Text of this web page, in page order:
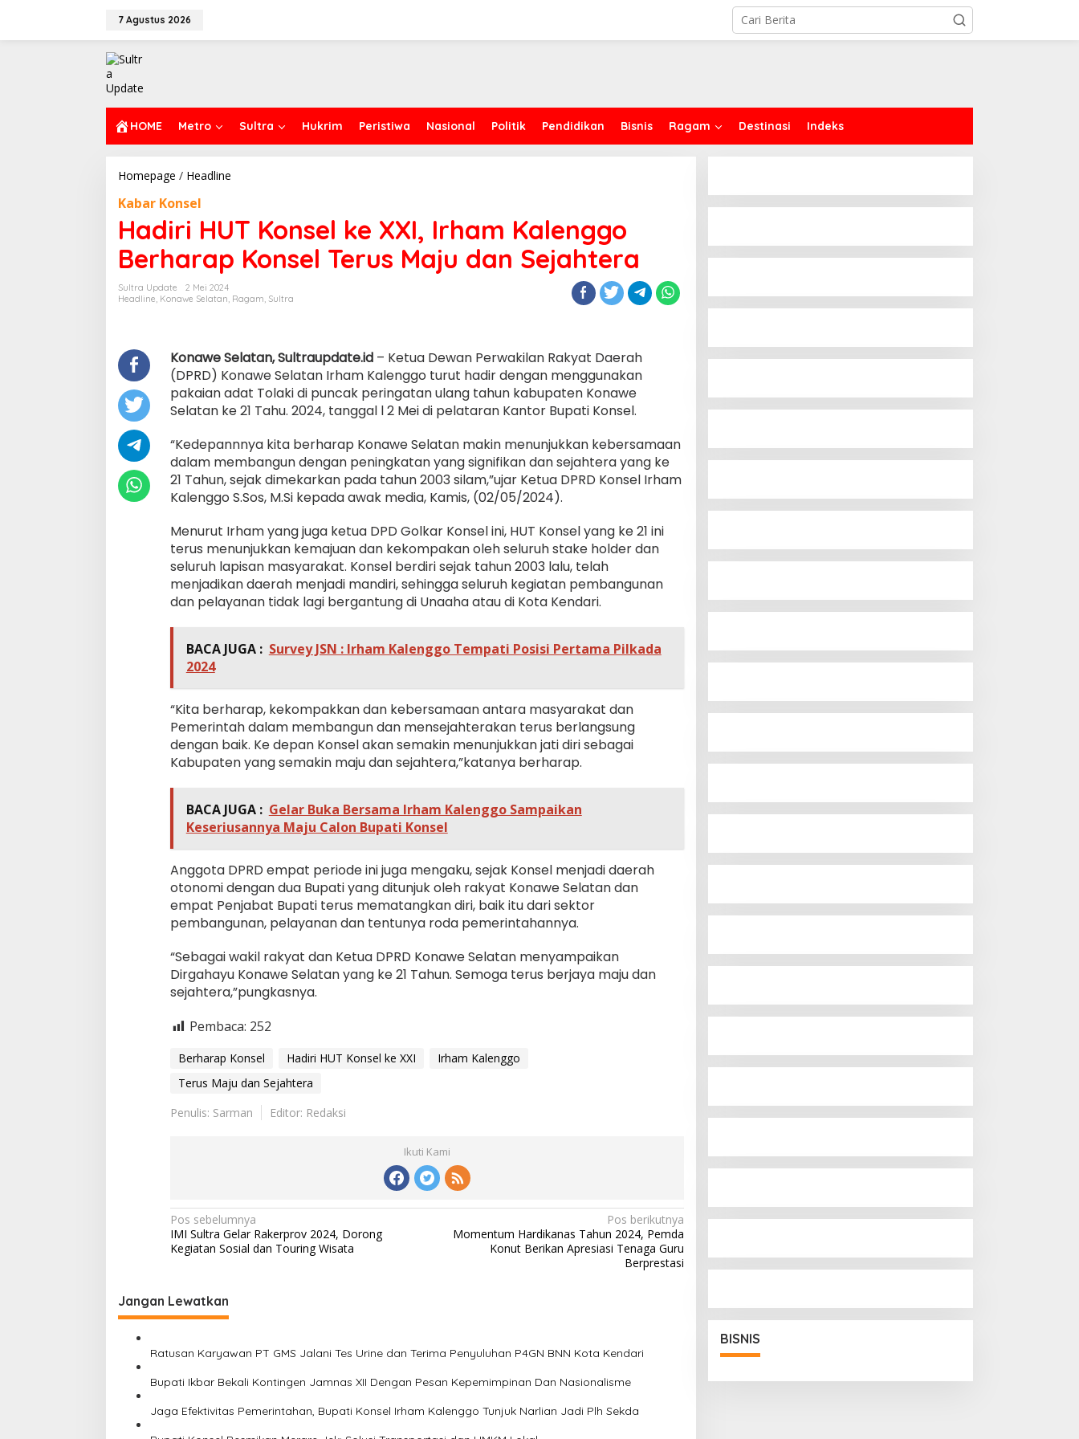
7 Agustus 2026
HOME Metro Sultra Hukrim Peristiwa Nasional Politik Pendidikan Bisnis Ragam Destinasi Indeks
Homepage / Headline
ke
XXI,
Irham
Kalenggo
Terus
Sejahtera
Kabar Konsel
Hadiri HUT Konsel ke XXI, Irham Kalenggo
Berharap Konsel Terus Maju dan Sejahtera
Sultra Update
2 Mei 2024
Headline, Konawe Selatan, Ragam, Sultra
Konawe Selatan, Sultraupdate.id– Ketua Dewan Perwakilan Rakyat Daerah
(DPRD) Konawe Selatan Irham Kalenggo turut hadir dengan menggunakan
pakaian adat Tolaki di puncak peringatan ulang tahun kabupaten Konawe
Selatan ke 21 Tahu. 2024, tanggal l 2 Mei di pelataran Kantor Bupati Konsel.
“Kedepannnya kita berharap Konawe Selatan makin menunjukkan kebersamaan
dalam membangun dengan peningkatan yang signifikan dan sejahtera yang ke
21 Tahun, sejak dimekarkan pada tahun 2003 silam,”ujar Ketua DPRD Konsel Irham
Kalenggo S.Sos, M.Si kepada awak media, Kamis, (02/05/2024).
Menurut Irham yang juga ketua DPD Golkar Konsel ini, HUT Konsel yang ke 21 ini
terus menunjukkan kemajuan dan kekompakan oleh seluruh stake holder dan
seluruh lapisan masyarakat. Konsel berdiri sejak tahun 2003 lalu, telah
menjadikan daerah menjadi mandiri, sehingga seluruh kegiatan pembangunan
dan pelayanan tidak lagi bergantung di Unaaha atau di Kota Kendari.
BACA JUGA : Survey JSN : Irham Kalenggo Tempati Posisi Pertama Pilkada
2024
“Kita berharap, kekompakkan dan kebersamaan antara masyarakat dan
Pemerintah dalam membangun dan mensejahterakan terus berlangsung
dengan baik. Ke depan Konsel akan semakin menunjukkan jati diri sebagai
Kabupaten yang semakin maju dan sejahtera,”katanya berharap.
BACA JUGA : Gelar Buka Bersama Irham Kalenggo Sampaikan
Keseriusannya Maju Calon Bupati Konsel
Anggota DPRD empat periode ini juga mengaku, sejak Konsel menjadi daerah
otonomi dengan dua Bupati yang ditunjuk oleh rakyat Konawe Selatan dan
empat Penjabat Bupati terus mematangkan diri, baik itu dari sektor
pembangunan, pelayanan dan tentunya roda pemerintahannya.
“Sebagai wakil rakyat dan Ketua DPRD Konawe Selatan menyampaikan
Dirgahayu Konawe Selatan yang ke 21 Tahun. Semoga terus berjaya maju dan
sejahtera,”pungkasnya.
Pembaca: 252
Berharap Konsel Hadiri HUT Konsel ke XXI
Irham Kalenggo
Terus Maju dan Sejahtera
Penulis: Sarman
Editor: Redaksi
Ikuti Kami
Navigasi
pos
Pos sebelumnya
IMI Sultra Gelar Rakerprov 2024, Dorong
Kegiatan Sosial dan Touring Wisata
Pos berikutnya
Momentum Hardikanas Tahun 2024, Pemda
Konut Berikan Apresiasi Tenaga Guru
Berprestasi
Jangan Lewatkan
Ratusan Karyawan PT GMS Jalani Tes Urine dan Terima Penyuluhan P4GN BNN Kota Kendari
Bupati Ikbar Bekali Kontingen Jamnas XII Dengan Pesan Kepemimpinan Dan Nasionalisme
Jaga Efektivitas Pemerintahan, Bupati Konsel Irham Kalenggo Tunjuk Narlian Jadi Plh Sekda
BISNIS